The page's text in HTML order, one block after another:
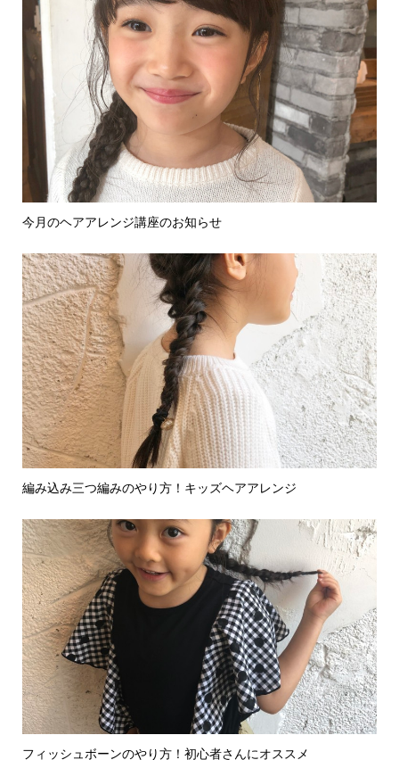
今月のヘアアレンジ講座のお知らせ
編み込み三つ編みのやり方！キッズヘアアレンジ
フィッシュボーンのやり方！初心者さんにオススメ